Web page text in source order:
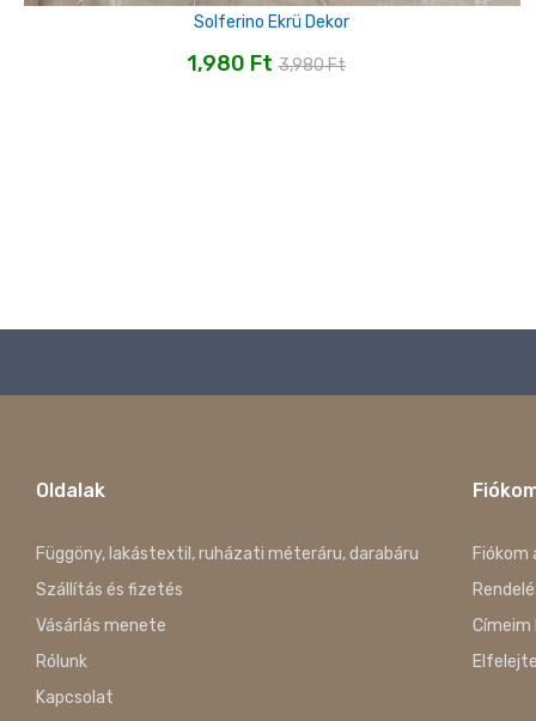
Solferino Ekrü Dekor
3,980Ft
1,980 Ft
Oldalak
Függöny, lakástextil, ruházati méteráru, darabáru
Szállítás és fizetés
Vásárlás menete
Rólunk
Kapcsolat
Fiókom
Címeim